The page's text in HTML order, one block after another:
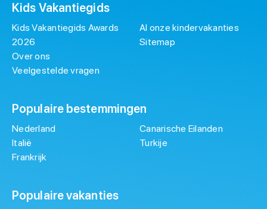
Kids Vakantiegids
Kids Vakantiegids Awards
2026
Over ons
Veelgestelde vragen
Al onze kindervakanties
Sitemap
Populaire bestemmingen
Nederland
Italië
Frankrijk
Canarische Eilanden
Turkije
Populaire vakanties